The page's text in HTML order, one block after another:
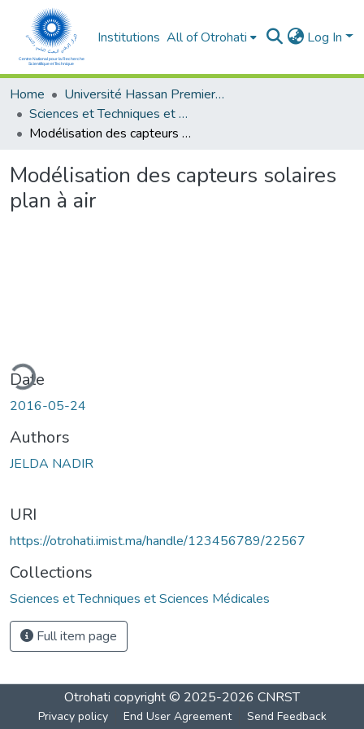
Institutions All of Otrohati Log In
Home
Université Hassan Premier- Settat
Sciences et Techniques et Sciences Médicales
Modélisation des capteurs solaires plan à air
Modélisation des capteurs solaires
plan à air
Date
2016-05-24
Authors
JELDA NADIR
URI
https://otrohati.imist.ma/handle/123456789/22567
Collections
Sciences et Techniques et Sciences Médicales
Full item page
Otrohati copyright © 2025-2026 CNRST
Privacy policy End User Agreement Send Feedback